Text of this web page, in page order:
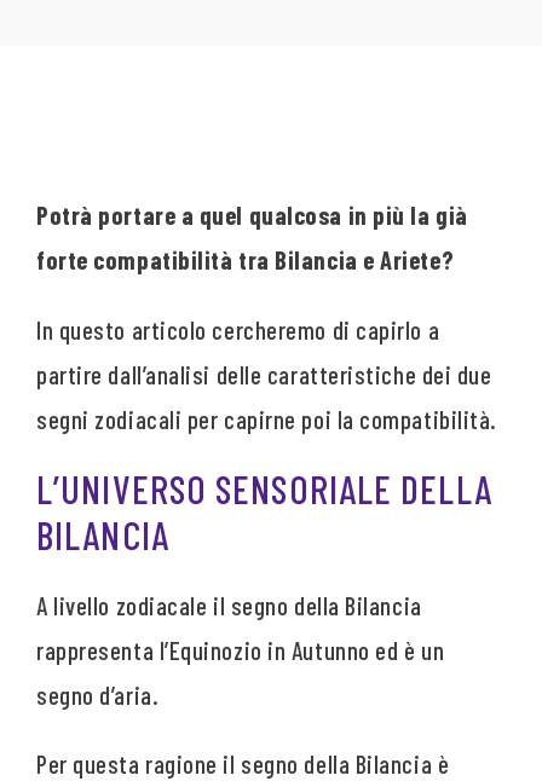
Potrà portare a quel qualcosa in più la già
forte compatibilità tra Bilancia e Ariete?
In questo articolo cercheremo di capirlo a
partire dall’analisi delle caratteristiche dei due
segni zodiacali per capirne poi la compatibilità.
L’UNIVERSO SENSORIALE DELLA
BILANCIA
A livello zodiacale il segno della Bilancia
rappresenta l’Equinozio in Autunno ed è un
segno d’aria.
Per questa ragione il segno della Bilancia è